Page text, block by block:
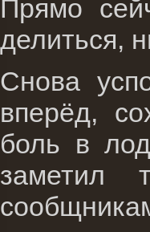
Прямо
делиться,
Снова
вперёд,
боль в
заметил